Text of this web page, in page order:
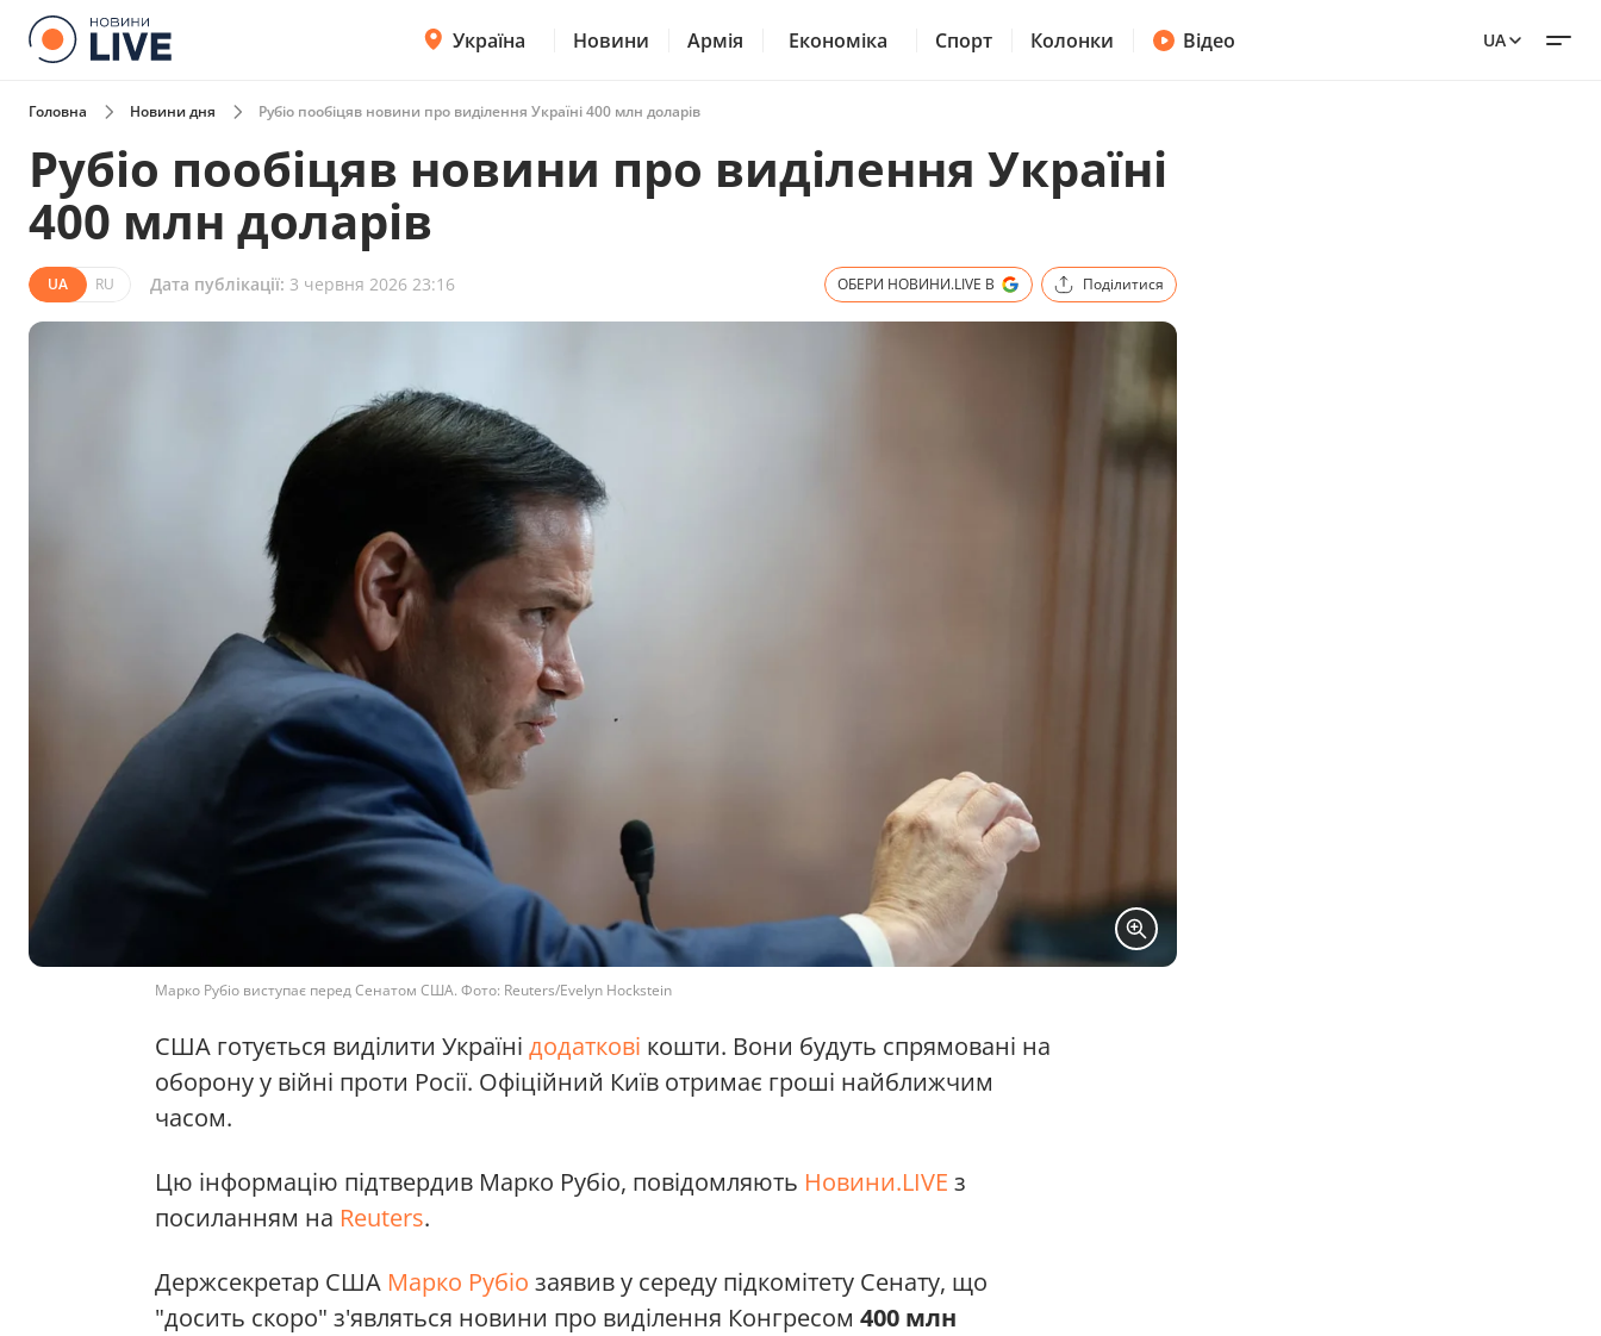
Україна Новини Армія Економіка Спорт Колонки Відео UA
Головна Новини дня Рубіо пообіцяв новини про виділення Україні 400 млн доларів
Рубіо пообіцяв новини про виділення Україні
400 млн доларів
UA RU Дата публікації: 3 червня 2026 23:16 ОБЕРИ НОВИНИ.LIVE В Поділитися
Марко Рубіо виступає перед Сенатом США. Фото: Reuters/Evelyn Hockstein
США готується виділити Україні додаткові кошти. Вони будуть спрямовані на
оборону у війні проти Росії. Офіційний Київ отримає гроші найближчим
часом.
Цю інформацію підтвердив Марко Рубіо, повідомляють Новини.LIVE з
посиланням на Reuters.
Держсекретар США Марко Рубіо заявив у середу підкомітету Сенату, що
"досить скоро" з'являться новини про виділення Конгресом 400 млн